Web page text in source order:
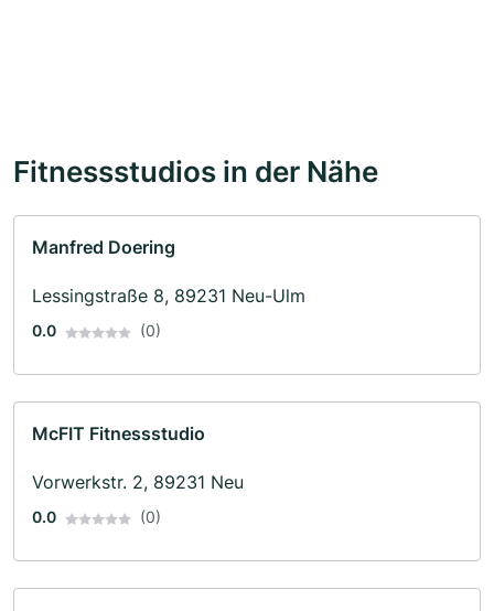
Fitnessstudios in der Nähe
Manfred Doering
Lessingstraße 8, 89231 Neu-Ulm
0.0 (0)
McFIT Fitnessstudio
Vorwerkstr. 2, 89231 Neu
0.0 (0)